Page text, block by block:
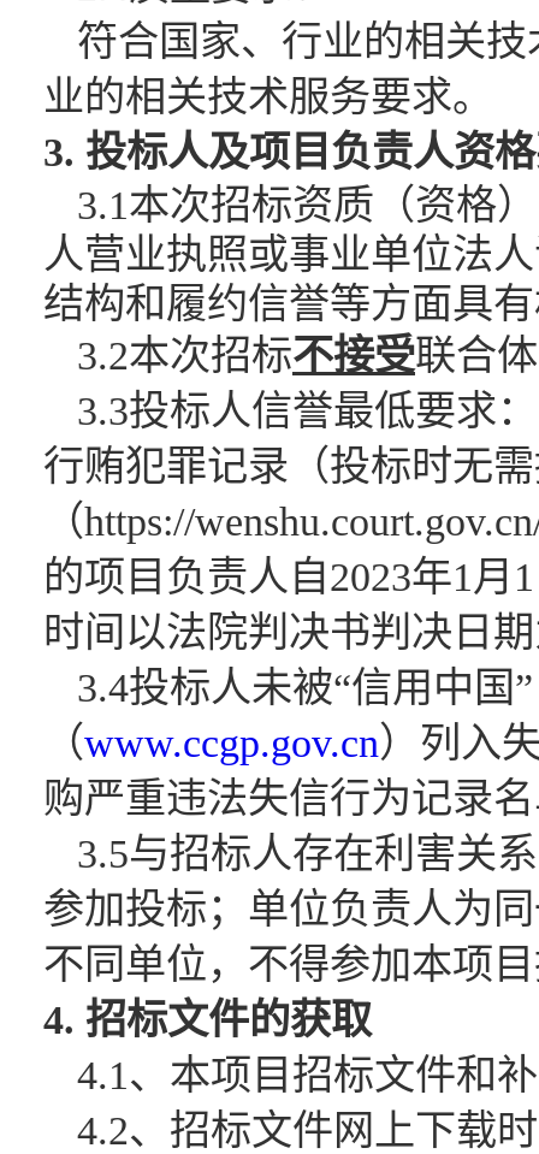
符合国家、行业的相关
业的相关技术服务要求。
3. 投标人及项目负责人资
3.1本次招标资质（资格
人营业执照或事业单位法
结构和履约信誉等方面具
3.2本次招标不接受联合
3.3投标人信誉最低要求
行贿犯罪记录（投标时无
（https://
的项目负责人自2023年1
时间以法院判决书判决日
3.4投标人未被“信用中国
（www.ccgp.gov.cn）列入
购严重违法失信行为记录
3.5与招标人存在利害关
参加投标；单位负责人为
不同单位，不得参加本项
4. 招标文件的获取
4.1、本项目招标文件和
4.2、招标文件网上下载